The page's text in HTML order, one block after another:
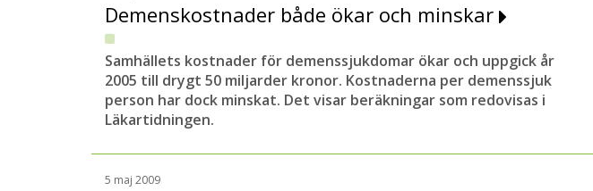
Demenskostnader både ökar och minskar
Samhällets kostnader för demenssjukdomar ökar och uppgick år
2005 till drygt 50 miljarder kronor. Kostnaderna per demenssjuk
person har dock minskat. Det visar beräkningar som redovisas i
Läkartidningen.
5 maj 2009